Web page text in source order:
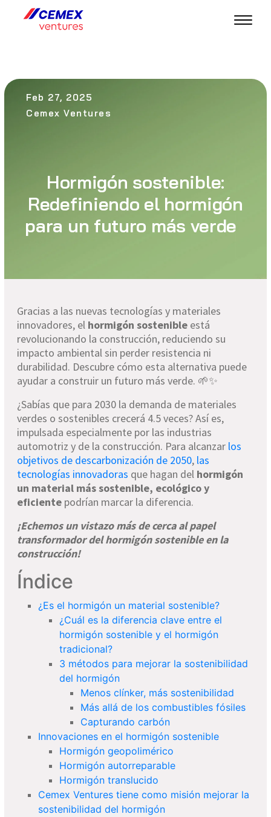
Feb 27, 2025
Cemex Ventures
Hormigón sostenible:
Redefiniendo el hormigón
para un futuro más verde
Gracias a las nuevas tecnologías y materiales
innovadores, el hormigón sostenible está
revolucionando la construcción, reduciendo su
impacto ambiental sin perder resistencia ni
durabilidad. Descubre cómo esta alternativa puede
ayudar a construir un futuro más verde. 🌱✨
¿Sabías que para 2030 la demanda de materiales
verdes o sostenibles crecerá 4.5 veces? Así es,
impulsada especialmente por las industrias
automotriz y de la construcción. Para alcanzar los
objetivos de descarbonización de 2050, las
tecnologías innovadoras que hagan del hormigón
un material más sostenible, ecológico y
eficiente podrían marcar la diferencia.
¡Echemos un vistazo más de cerca al papel
transformador del hormigón sostenible en la
construcción!
Índice
¿Es el hormigón un material sostenible?
¿Cuál es la diferencia clave entre el
hormigón sostenible y el hormigón
tradicional?
3 métodos para mejorar la sostenibilidad
del hormigón
Menos clínker, más sostenibilidad
Más allá de los combustibles fósiles
Capturando carbón
Innovaciones en el hormigón sostenible
Hormigón geopolimérico
Hormigón autorreparable
Hormigón translucido
Cemex Ventures tiene como misión mejorar la
sostenibilidad del hormigón